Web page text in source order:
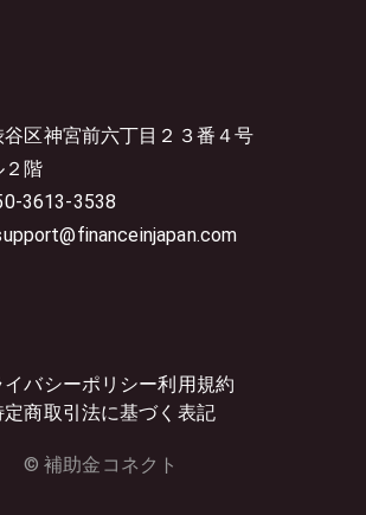
谷区神宮前六丁目２３番４号
２階
3613-3538
イバシーポリシー利用規約
定商取引法に基づく表記
© 補助金コネクト